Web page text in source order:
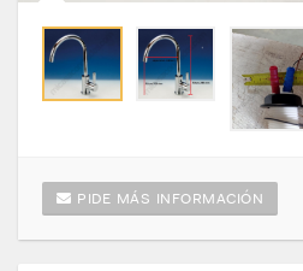
PIDE MÁS INFORMACIÓN